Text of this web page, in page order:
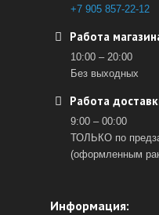
+7 905 857-22-12
Работа
10:00 – 20:00
Без выходных
Работа
9:00 – 00:00
ТОЛЬКО по
(оформленным
Информация: